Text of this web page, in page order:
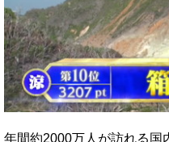
年間約2000万人が訪れる国